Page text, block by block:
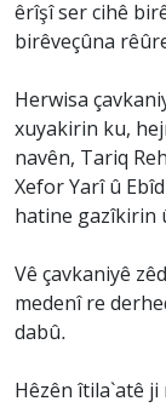
êrîşî ser cihê
birêveçûna
Herwisa
xuyakirin ku,
navên, Tariq
Xefor Yarî û
hatine gazîkirin
Vê çavkaniyê
medenî re
dabû.
Hêzên îtila`atê